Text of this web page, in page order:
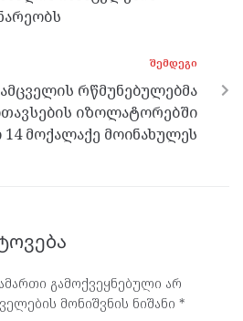
ᲨᲔᲛᲓᲔᲒᲘ
რწმუნებულებმა
იზოლატორებში
მოქალაქე მოინახულეს
გამოქვეყნებული არ
მონიშვნის ნიშანი *